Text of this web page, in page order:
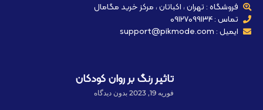
فروشگاه : تهران ، اکباتان ، مرکز خرید مگامال
تماس : 09127099134
ایمیل : support@pikmode.com
تاثیر رنگ بر روان کودکان
فوریه 19, 2023 بدون دیدگاه